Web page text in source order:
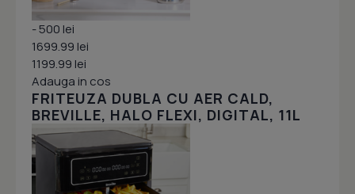
- 500 lei
1699.99 lei
1199.99 lei
Adauga in cos
FRITEUZA DUBLA CU AER CALD,
BREVILLE, HALO FLEXI, DIGITAL, 11L